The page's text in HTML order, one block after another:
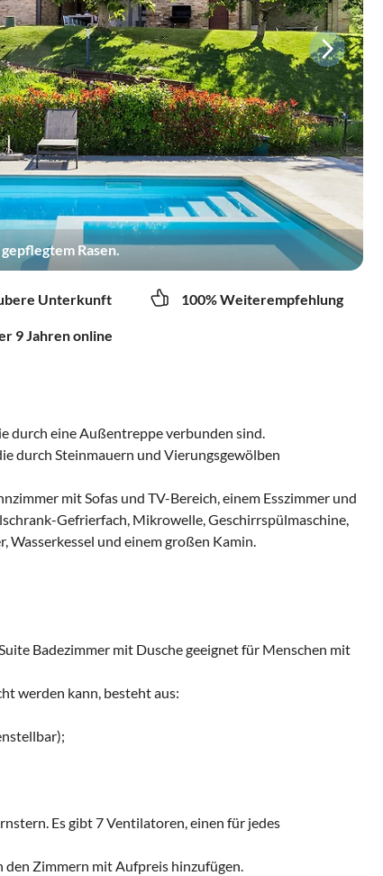
Rasen.
Unterkunft 100% Weiterempfehlung
9 Jahren online
durch eine Außentreppe verbunden sind.
durch Steinmauern und Vierungsgewölben
mit Sofas und TV-Bereich, einem Esszimmer und
Gefrierfach, Mikrowelle, Geschirrspülmaschine,
Wasserkessel und einem großen Kamin.
Badezimmer mit Dusche geeignet für Menschen mit
werden kann, besteht aus:
Es gibt 7 Ventilatoren, einen für jedes
den Zimmern mit Aufpreis hinzufügen.